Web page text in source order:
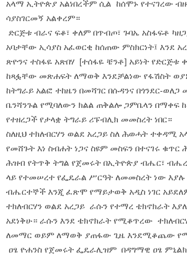
አላማ ኢትዮጵያ አልነበረችም ሲል ከሰሞኑ የተናገረው
ሳያስገርመኝ አልቀረም።
ድርጅቱ ብራና ፍቆ፣ ቀለም በጥብጦ፣ ጉባኤ አስፋፍቶ
አባታቸው ኢሳያስ አፈወርቂ ከሰጠው ምስክርነት፤ እንደ
ጽዮንና ተስፋዬ አጽበሃ [ተሰፋዬ ቼንቶ] አይነት የድርጅቱ
ከጻፏቸው መጽሐፍት ለማወቅ እንደቻልነው የፋሽስት
ከትግራይ አልፎ ተከዜን በመሻገር በሱዳንና በጎንደር-ወለጋ
ቤንሻንጉል የሚባለውን ክልል ጠቅልሎ ጋምቤላን በማቀፍ
የተዘረጋች የታላቋ ትግራይ ሪፑብሊክ መመስረት ነበር።
ስለዚህ ተክለብርሃን ወልደ አረጋይ ስለ ሕወሓት ተቀዳሚ
የመሸጉት እነ ስብሐት ነጋና ስዩም መስፍን በተናገሩ ቁጥር
ሕዝብ የትጥቅ ትግል የጀመሩት በኢትዮጵያ ብሔር፣
ላይ የተመሠረተ የፌዴራል ሥርዓት ለመመስረት ነው
ብሔርተኞች እንጂ ፈጽሞ የማይታወቅ አዲስ ነገር
ተክለብርሃን ወልደ አረጋይ ራሱን የተማረ ቴክኖክራት
አደነቅሁ። ራሱን እንደ ቴክኖክራት የሚቆጥረው
ለመማር ወይም ለማወቅ ያጠፋው ጊዜ እንደሚቆጨው
ዐፄ ዮሐንስ የጀመሩት ፌዴራሊዝም በዳግማዊ ዐፄ